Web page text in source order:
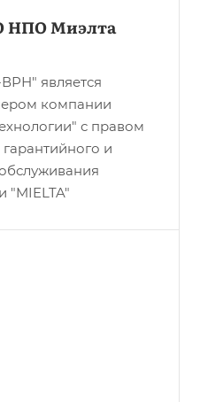
НПО Миэлта
является
компании
с правом
и
"MIELTA"